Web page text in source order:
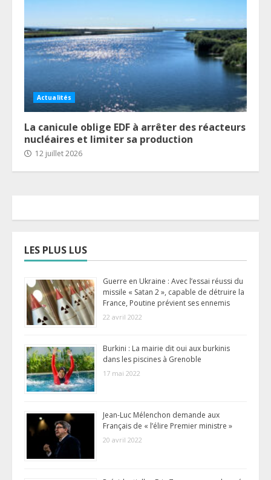
Actualités
La canicule oblige EDF à arrêter des réacteurs
nucléaires et limiter sa production
12 juillet 2026
LES PLUS LUS
Guerre en Ukraine : Avec l’essai réussi du
missile « Satan 2 », capable de détruire la
France, Poutine prévient ses ennemis
22 avril 2022
Burkini : La mairie dit oui aux burkinis
dans les piscines à Grenoble
17 mai 2022
Jean-Luc Mélenchon demande aux
Français de « l’élire Premier ministre »
20 avril 2022